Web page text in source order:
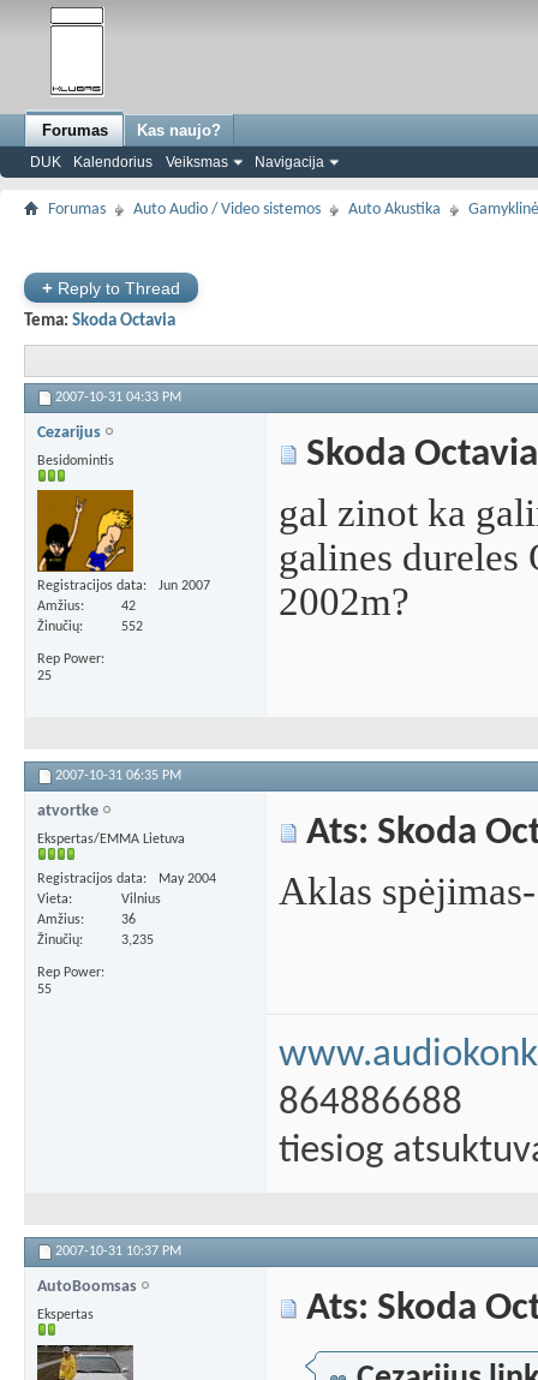
Forumas
DUK Kalendorius Veiksmas Navigacija
Kas naujo?
Forumas Auto Audio / Video sistemos Auto Akustika
+ Reply to Thread
Tema: Skoda Octavia
2007-10-31 04:33 PM
Cezarijus
Besidomintis
Registracijos data
Jun 2007
Amžius
42
Žinučių
552
Rep Power
25
Skoda Octavia
gal zinot ka
galines dureles
2002m?
2007-10-31 06:35 PM
atvortke
Ekspertas/EMMA Lietuva
Registracijos data
May 2004
Vieta
Vilnius
Amžius
36
Žinučių
3,235
Rep Power
55
Ats: Skoda
Aklas
864886688
tiesiog
2007-10-31 10:37 PM
AutoBoomsas
Ekspertas Ats: Skoda